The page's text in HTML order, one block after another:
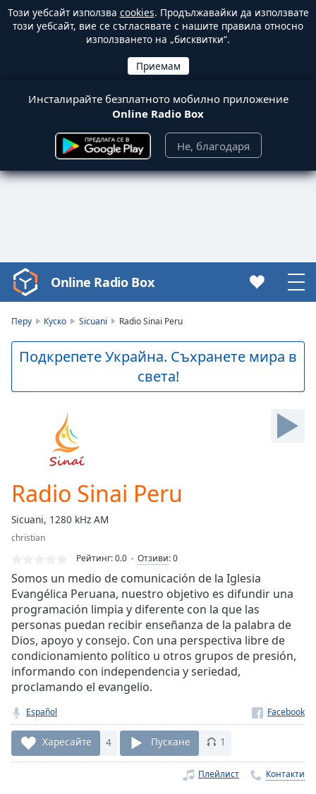
Този уебсайт използва cookies. Продължавайки да използвате
този уебсайт, вие се съгласявате с нашите правила относно
използването на „бисквитки“.
Инсталирайте безплатното мобилно приложение
Online Radio Box
Не, благодаря
Video
Player
Play
Video
Skip
Loaded:
0.00%
Type
Seek to
live,
currently
behind
liveLIVE
Remaining
Time-
Playback
Rate
Chapters
Online Radio Box
Перу Куско Sicuani Radio Sinai Peru
Подкрепете Украйна. Съхранете мира в
света!
Radio Sinai Peru
Sicuani, 1280 kHz AM
christian
Рейтинг:0.0 Отзиви:0
Somos un medio de comunicación de la Iglesia
Evangélica Peruana, nuestro objetivo es difundir una
programación limpia y diferente con la que las
personas puedan recibir enseñanza de la palabra de
Dios, apoyo y consejo. Con una perspectiva libre de
condicionamiento político u otros grupos de presión,
informando con independencia y seriedad,
proclamando el evangelio.
Español
Харесайте 4 Пускане 1
Плейлист Контакти